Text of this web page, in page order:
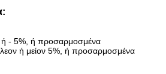
- 5%, ή προσαρμοσμένα
ή μείον 5%, ή προσαρμοσμένα